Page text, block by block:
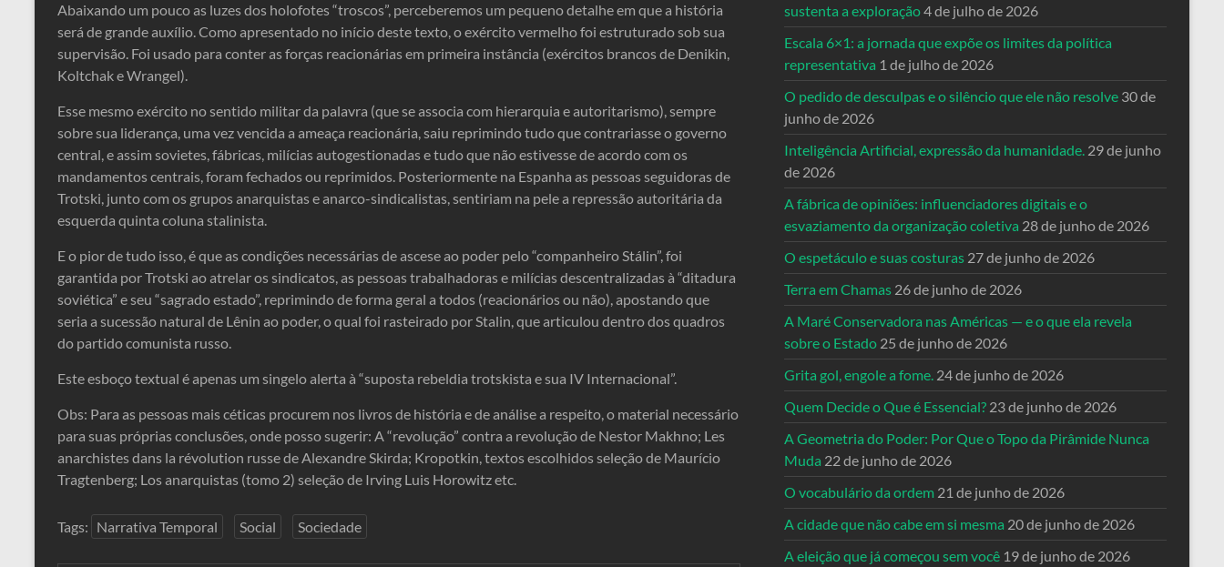
Abaixando um pouco as luzes dos holofotes “troscos”, perceberemos um pequeno detalhe em que a história
será de grande auxílio. Como apresentado no início deste texto, o exército vermelho foi estruturado sob sua
supervisão. Foi usado para conter as forças reacionárias em primeira instância (exércitos brancos de Denikin,
Koltchak e Wrangel).
Esse mesmo exército no sentido militar da palavra (que se associa com hierarquia e autoritarismo), sempre
sobre sua liderança, uma vez vencida a ameaça reacionária, saiu reprimindo tudo que contrariasse o governo
central, e assim sovietes, fábricas, milícias autogestionadas e tudo que não estivesse de acordo com os
mandamentos centrais, foram fechados ou reprimidos. Posteriormente na Espanha as pessoas seguidoras de
Trotski, junto com os grupos anarquistas e anarco-sindicalistas, sentiriam na pele a repressão autoritária da
esquerda quinta coluna stalinista.
E o pior de tudo isso, é que as condições necessárias de ascese ao poder pelo “companheiro Stálin”, foi
garantida por Trotski ao atrelar os sindicatos, as pessoas trabalhadoras e milícias descentralizadas à “ditadura
soviética” e seu “sagrado estado”, reprimindo de forma geral a todos (reacionários ou não), apostando que
seria a sucessão natural de Lênin ao poder, o qual foi rasteirado por Stalin, que articulou dentro dos quadros
do partido comunista russo.
Este esboço textual é apenas um singelo alerta à “suposta rebeldia trotskista e sua IV Internacional”.
Obs: Para as pessoas mais céticas procurem nos livros de história e de análise a respeito, o material necessário
para suas próprias conclusões, onde posso sugerir: A “revolução” contra a revolução de Nestor Makhno; Les
anarchistes dans la révolution russe de Alexandre Skirda; Kropotkin, textos escolhidos seleção de Maurício
Tragtenberg; Los anarquistas (tomo 2) seleção de Irving Luis Horowitz etc.
Tags: Narrativa Temporal Social Sociedade
sustenta a exploração4 de julho de 2026
Escala 6×1: a jornada que expõe os limites da política
representativa 1 de julho de 2026
O pedido de desculpas e o silêncio que ele não resolve 30 de
junho de 2026
Inteligência Artificial, expressão da humanidade. 29 de junho
de 2026
A fábrica de opiniões: influenciadores digitais e o
esvaziamento da organização coletiva 28 de junho de 2026
O espetáculo e suas costuras 27 de junho de 2026
Terra em Chamas 26 de junho de 2026
A Maré Conservadora nas Américas — e o que ela revela
sobre o Estado 25 de junho de 2026
Grita gol, engole a fome. 24 de junho de 2026
Quem Decide o Que é Essencial? 23 de junho de 2026
A Geometria do Poder: Por Que o Topo da Pirâmide Nunca
Muda 22 de junho de 2026
O vocabulário da ordem 21 de junho de 2026
A cidade que não cabe em si mesma 20 de junho de 2026
A eleição que já começou sem você 19 de junho de 2026